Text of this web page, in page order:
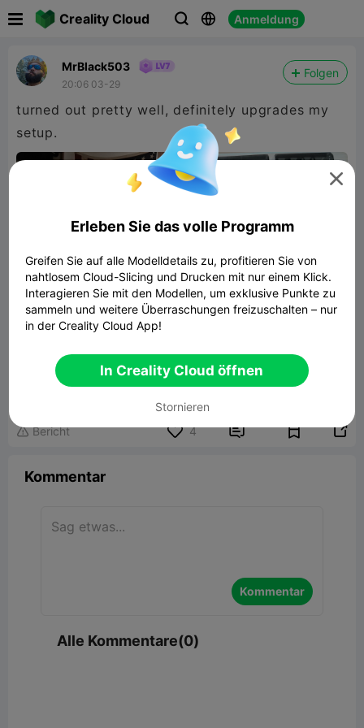
Creality Cloud   Anmeldung
MrBlack503
20:06 03-29
Folgen
turned out pretty well, definitely upgrades my
setup.
D3P Riser for K2 Plus
57.07MB Zugehöriges 3D-Modell
 Bericht 4  
Kommentar
Kommentar
Alle Kommentare(0)

Erleben Sie das volle Programm
Greifen Sie auf alle Modelldetails zu, profitieren Sie von
nahtlosem Cloud-Slicing und Drucken mit nur einem Klick.
Interagieren Sie mit den Modellen, um exklusive Punkte zu
sammeln und weitere Überraschungen freizuschalten – nur
in der Creality Cloud App!
In Creality Cloud öffnen
Stornieren